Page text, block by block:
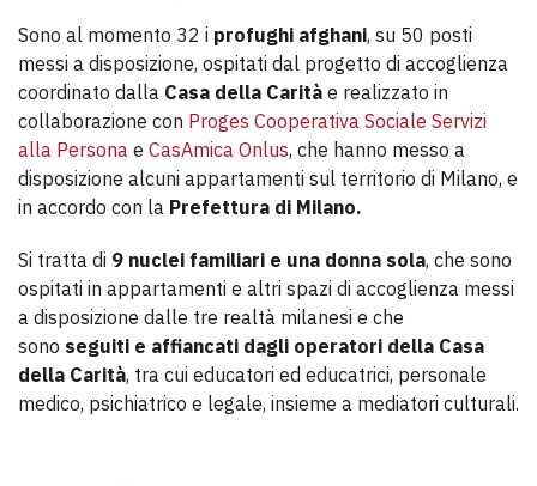
Sono al momento 32 i profughi afghani, su 50 posti
messi a disposizione, ospitati dal progetto di accoglienza
coordinato dalla Casa della Carità e realizzato in
collaborazione con Proges Cooperativa Sociale Servizi
alla Persona e CasAmica Onlus, che hanno messo a
disposizione alcuni appartamenti sul territorio di Milano, e
in accordo con la Prefettura di Milano.
Si tratta di 9 nuclei familiari e una donna sola, che sono
ospitati in appartamenti e altri spazi di accoglienza messi
a disposizione dalle tre realtà milanesi e che
sono seguiti e affiancati dagli operatori della Casa
della Carità, tra cui educatori ed educatrici, personale
medico, psichiatrico e legale, insieme a mediatori culturali.